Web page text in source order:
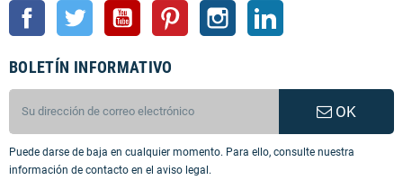
Facebook Twitter YouTube Pinterest Instagram
BOLETÍN INFORMATIVO
OK
Puede darse de baja en cualquier momento. Para ello, consulte nuestra
información de contacto en el aviso legal.